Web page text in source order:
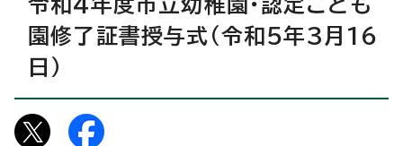
令和4年度市立幼稚園・認定こども
園修了証書授与式（令和5年3月16
日）